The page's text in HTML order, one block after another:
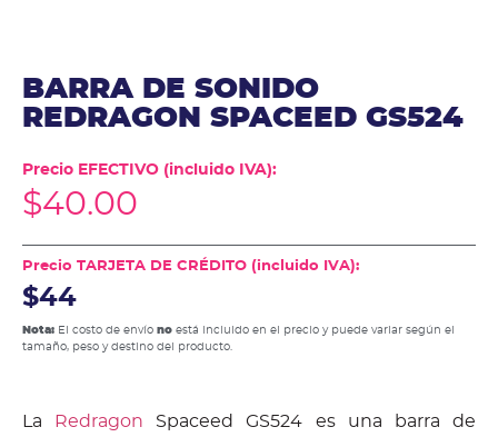
BARRA DE SONIDO
REDRAGON SPACEED GS524
Precio EFECTIVO (incluido IVA):
$40.00
Precio TARJETA DE CRÉDITO (incluido IVA):
$44
Nota: El costo de envío no está incluido en el precio y puede variar según el
tamaño, peso y destino del producto.
La Redragon Spaceed GS524 es una barra de